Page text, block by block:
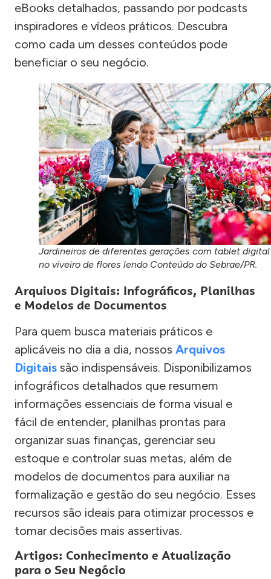
eBooks detalhados, passando por podcasts
inspiradores e vídeos práticos. Descubra
como cada um desses conteúdos pode
beneficiar o seu negócio.
Jardineiros de diferentes gerações com tablet digital
no viveiro de flores lendo Conteúdo do Sebrae/PR.
Arquivos Digitais: Infográficos, Planilhas
e Modelos de Documentos
Para quem busca materiais práticos e
aplicáveis no dia a dia, nossos Arquivos
Digitais são indispensáveis. Disponibilizamos
infográficos detalhados que resumem
informações essenciais de forma visual e
fácil de entender, planilhas prontas para
organizar suas finanças, gerenciar seu
estoque e controlar suas metas, além de
modelos de documentos para auxiliar na
formalização e gestão do seu negócio. Esses
recursos são ideais para otimizar processos e
tomar decisões mais assertivas.
Artigos: Conhecimento e Atualização
para o Seu Negócio